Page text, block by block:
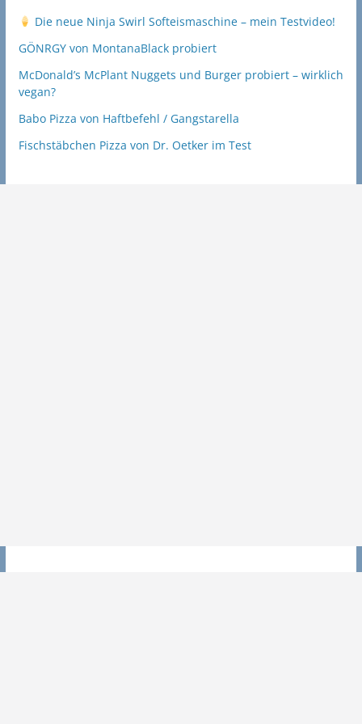
Die neue Ninja Swirl Softeismaschine – mein Testvideo!
GÖNRGY von MontanaBlack probiert
McDonald’s McPlant Nuggets und Burger probiert – wirklich
vegan?
Babo Pizza von Haftbefehl / Gangstarella
Fischstäbchen Pizza von Dr. Oetker im Test